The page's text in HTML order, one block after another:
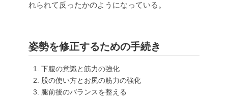
れられて反ったかのようになっている。
姿勢を修正するための手続き
下腹の意識と筋力の強化
股の使い方とお尻の筋力の強化
腿前後のバランスを整える